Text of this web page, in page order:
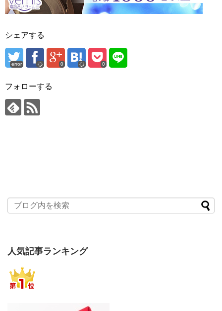
シェアする
error 0 0
フォローする
人気記事ランキング